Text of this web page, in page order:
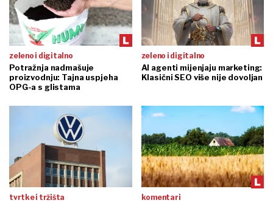
zeleno i digitalno
Potražnja nadmašuje
proizvodnju: Tajna uspjeha
OPG-a s glistama
zeleno i digitalno
AI agenti mijenjaju marketing:
Klasični SEO više nije dovoljan
tvrtke i tržišta komentari